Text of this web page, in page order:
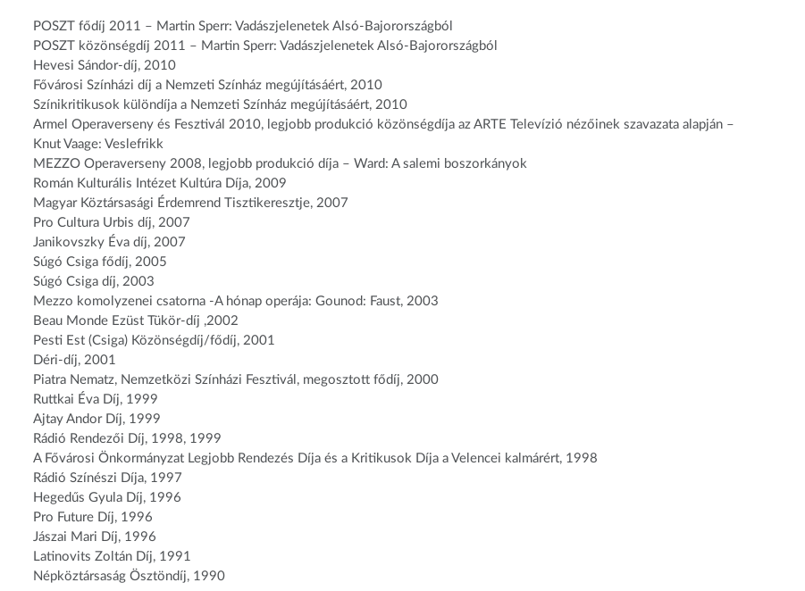
POSZT fődíj 2011 – Martin Sperr: Vadászjelenetek Alsó-Bajorországból
POSZT közönségdíj 2011 – Martin Sperr: Vadászjelenetek Alsó-Bajorországból
Hevesi Sándor-díj, 2010
Fővárosi Színházi díj a Nemzeti Színház megújításáért, 2010
Színikritikusok különdíja a Nemzeti Színház megújításáért, 2010
Armel Operaverseny és Fesztivál 2010, legjobb produkció közönségdíja az ARTE Televízió nézőinek szavazata alapján –
Knut Vaage: Veslefrikk
MEZZO Operaverseny 2008, legjobb produkció díja – Ward: A salemi boszorkányok
Román Kulturális Intézet Kultúra Díja, 2009
Magyar Köztársasági Érdemrend Tisztikeresztje, 2007
Pro Cultura Urbis díj, 2007
Janikovszky Éva díj, 2007
Súgó Csiga fődíj, 2005
Súgó Csiga díj, 2003
Mezzo komolyzenei csatorna -A hónap operája: Gounod: Faust, 2003
Beau Monde Ezüst Tükör-díj ,2002
Pesti Est (Csiga) Közönségdíj/fődíj, 2001
Déri-díj, 2001
Piatra Nematz, Nemzetközi Színházi Fesztivál, megosztott fődíj, 2000
Ruttkai Éva Díj, 1999
Ajtay Andor Díj, 1999
Rádió Rendezői Díj, 1998, 1999
A Fővárosi Önkormányzat Legjobb Rendezés Díja és a Kritikusok Díja a Velencei kalmárért, 1998
Rádió Színészi Díja, 1997
Hegedűs Gyula Díj, 1996
Pro Future Díj, 1996
Jászai Mari Díj, 1996
Latinovits Zoltán Díj, 1991
Népköztársaság Ösztöndíj, 1990